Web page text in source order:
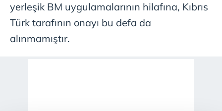
yerleşik BM uygulamalarının hilafına, Kıbrıs
Türk tarafının onayı bu defa da
alınmamıştır.